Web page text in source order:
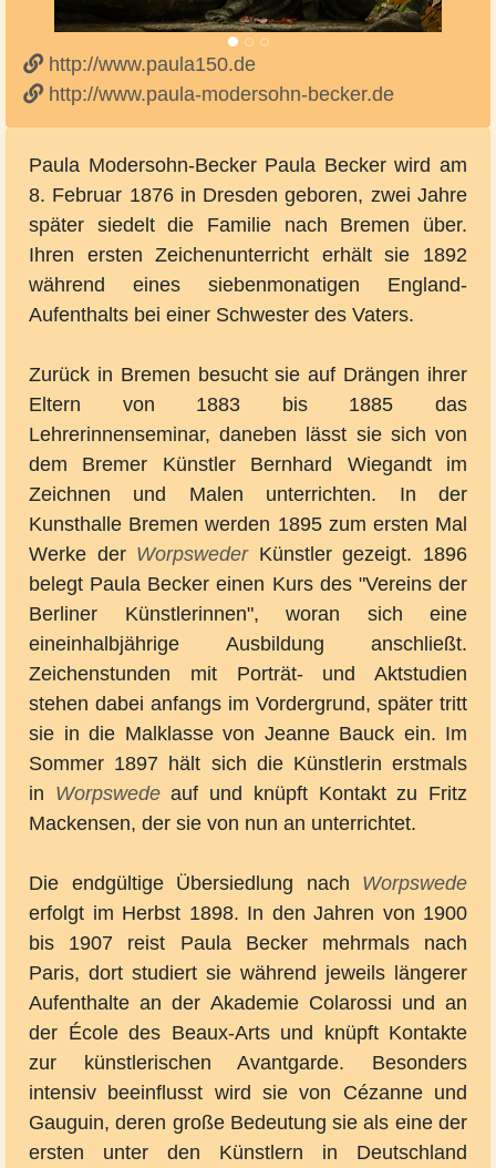
http://www.paula150.de
http://www.paula-modersohn-becker.de
Paula Modersohn-Becker Paula Becker wird am
8. Februar 1876 in Dresden geboren, zwei Jahre
später siedelt die Familie nach Bremen über.
Ihren ersten Zeichenunterricht erhält sie 1892
während eines siebenmonatigen England-
Aufenthalts bei einer Schwester des Vaters.
Zurück in Bremen besucht sie auf Drängen ihrer
Eltern von 1883 bis 1885 das
Lehrerinnenseminar, daneben lässt sie sich von
dem Bremer Künstler Bernhard Wiegandt im
Zeichnen und Malen unterrichten. In der
Kunsthalle Bremen werden 1895 zum ersten Mal
Werke der WorpswederKünstler gezeigt. 1896
belegt Paula Becker einen Kurs des "Vereins der
Berliner Künstlerinnen", woran sich eine
eineinhalbjährige Ausbildung anschließt.
Zeichenstunden mit Porträt- und Aktstudien
stehen dabei anfangs im Vordergrund, später tritt
sie in die Malklasse von Jeanne Bauck ein. Im
Sommer 1897 hält sich die Künstlerin erstmals
in Worpswedeauf und knüpft Kontakt zu Fritz
Mackensen, der sie von nun an unterrichtet.
Die endgültige Übersiedlung nach Worpswede
erfolgt im Herbst 1898. In den Jahren von 1900
bis 1907 reist Paula Becker mehrmals nach
Paris, dort studiert sie während jeweils längerer
Aufenthalte an der Akademie Colarossi und an
der École des Beaux-Arts und knüpft Kontakte
zur künstlerischen Avantgarde. Besonders
intensiv beeinflusst wird sie von Cézanne und
Gauguin, deren große Bedeutung sie als eine der
ersten unter den Künstlern in Deutschland